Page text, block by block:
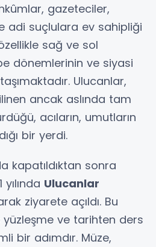
gazeteciler,
adi suçlulara ev sahipliği
sağ ve sol
dönemlerinin ve siyasi
Ulucanlar,
ancak aslında tam
acıların, umutların
bir yerdi.
kapatıldıktan sonra
Ulucanlar
ziyarete açıldı. Bu
ve tarihten ders
bir adımdır. Müze,